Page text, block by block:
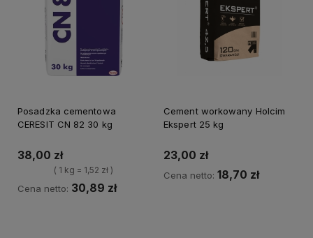
Posadzka cementowa
CERESIT CN 82 30 kg
38,00 zł
( 1 kg = 1,52 zł )
Cena netto: 30,89 zł
Cement workowany Holcim
Ekspert 25 kg
23,00 zł
Cena netto: 18,70 zł